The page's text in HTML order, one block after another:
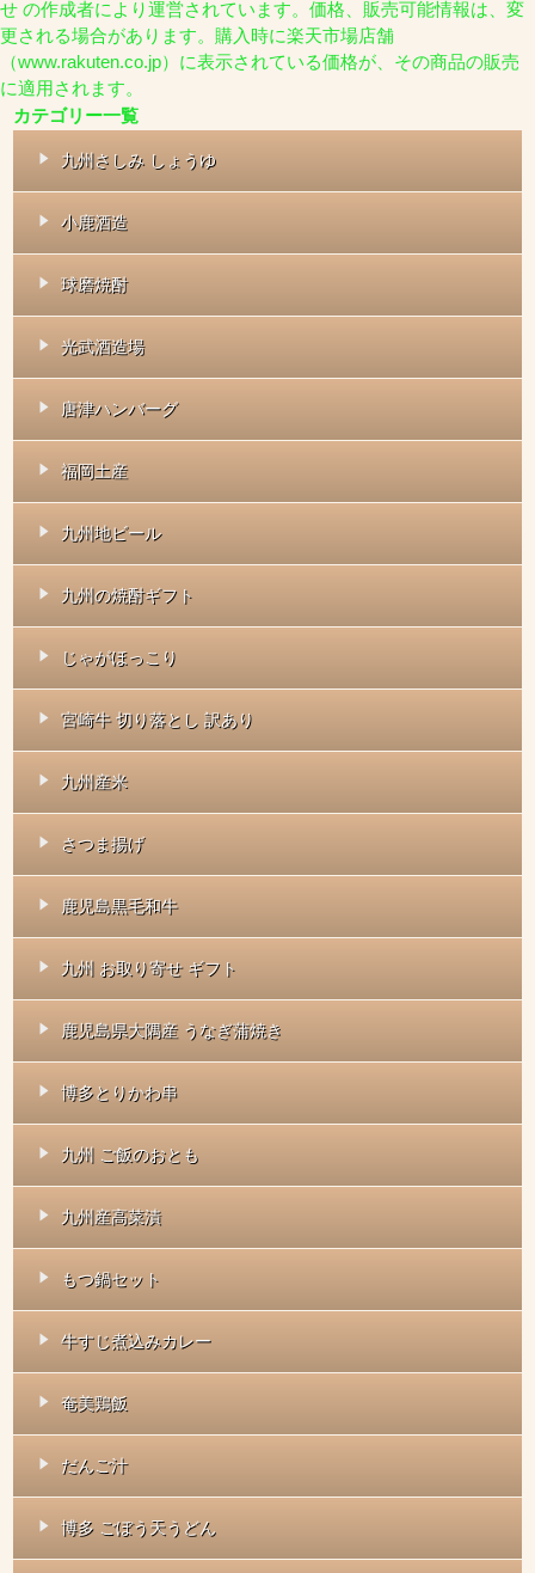
せ の作成者により運営されています。価格、販売可能情報は、変
更される場合があります。購入時に楽天市場店舗
（www.rakuten.co.jp）に表示されている価格が、その商品の販売
に適用されます。
カテゴリー一覧
九州さしみ しょうゆ
小鹿酒造
球磨焼酎
光武酒造場
唐津ハンバーグ
福岡土産
九州地ビール
九州の焼酎ギフト
じゃがほっこり
宮崎牛 切り落とし 訳あり
九州産米
さつま揚げ
鹿児島黒毛和牛
九州 お取り寄せ ギフト
鹿児島県大隅産 うなぎ蒲焼き
博多とりかわ串
九州 ご飯のおとも
九州産高菜漬
もつ鍋セット
牛すじ煮込みカレー
奄美鶏飯
だんご汁
博多 ごぼう天うどん